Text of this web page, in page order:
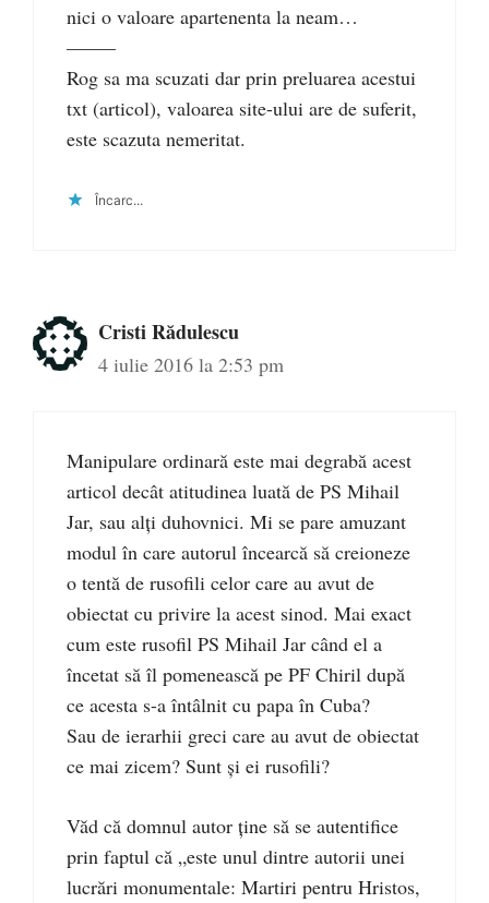
nici o valoare apartenenta la neam…
–––––
Rog sa ma scuzati dar prin preluarea acestui
txt (articol), valoarea site-ului are de suferit,
este scazuta nemeritat.
Încarc...
Cristi Rădulescu
4 iulie 2016 la 2:53 pm
Manipulare ordinară este mai degrabă acest
articol decât atitudinea luată de PS Mihail
Jar, sau alți duhovnici. Mi se pare amuzant
modul în care autorul încearcă să creioneze
o tentă de rusofili celor care au avut de
obiectat cu privire la acest sinod. Mai exact
cum este rusofil PS Mihail Jar când el a
încetat să îl pomenească pe PF Chiril după
ce acesta s-a întâlnit cu papa în Cuba?
Sau de ierarhii greci care au avut de obiectat
ce mai zicem? Sunt și ei rusofili?
Văd că domnul autor ține să se autentifice
prin faptul că „este unul dintre autorii unei
lucrări monumentale: Martiri pentru Hristos,